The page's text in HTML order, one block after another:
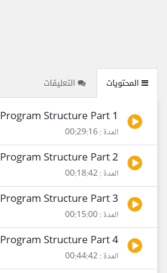
المحتويات التعليقات
Program Structure Part 1
المدة : 00:29:16
Program Structure Part 2
المدة : 00:18:42
Program Structure Part 3
المدة : 00:15:00
Program Structure Part 4
المدة : 00:44:42